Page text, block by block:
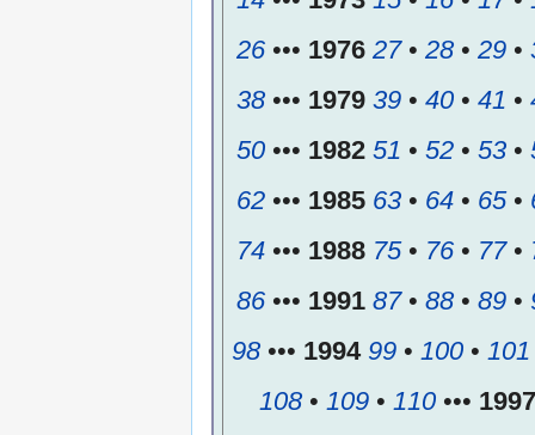
26••• 1976 27• 28• 29•
38••• 1979 39• 40• 41 •
50••• 1982 51 • 52• 53•
62••• 1985 63• 64• 65•
74••• 1988 75• 76• 77•
86••• 1991 87• 88• 89•
98••• 1994 99• 100• 101
108• 109• 110••• 1997